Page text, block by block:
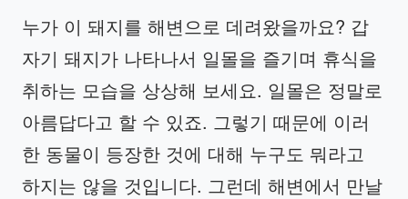
누가 이 돼지를 해변으로 데려왔을까요? 갑
자기 돼지가 나타나서 일몰을 즐기며 휴식을
취하는 모습을 상상해 보세요. 일몰은 정말로
아름답다고 할 수 있죠. 그렇기 때문에 이러
한 동물이 등장한 것에 대해 누구도 뭐라고
하지는 않을 것입니다. 그런데 해변에서 만날